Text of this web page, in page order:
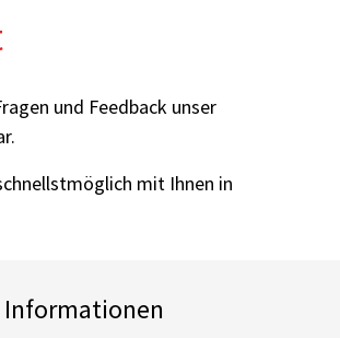
und Feedback unser
mit Ihnen in
Informationen